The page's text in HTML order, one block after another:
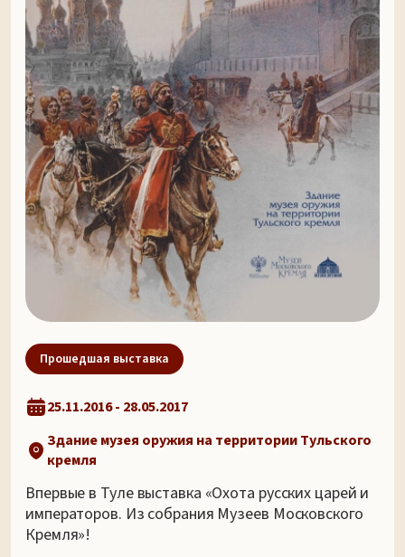
Прошедшая выставка
25.11.2016 - 28.05.2017
Здание музея оружия на территории Тульского
кремля
Впервые в Туле выставка «Охота русских царей и
императоров. Из собрания Музеев Московского
Кремля»!